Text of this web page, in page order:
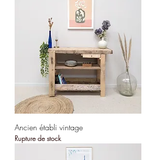
Ancien établi vintage
Rupture de stock